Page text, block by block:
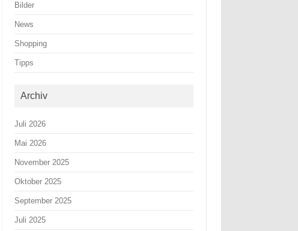
Bilder
News
Shopping
Tipps
Archiv
Juli 2026
Mai 2026
November 2025
Oktober 2025
September 2025
Juli 2025